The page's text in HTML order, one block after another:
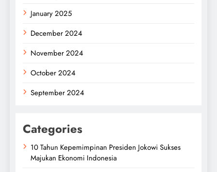
January 2025
December 2024
November 2024
October 2024
September 2024
Categories
10 Tahun Kepemimpinan Presiden Jokowi Sukses
Majukan Ekonomi Indonesia